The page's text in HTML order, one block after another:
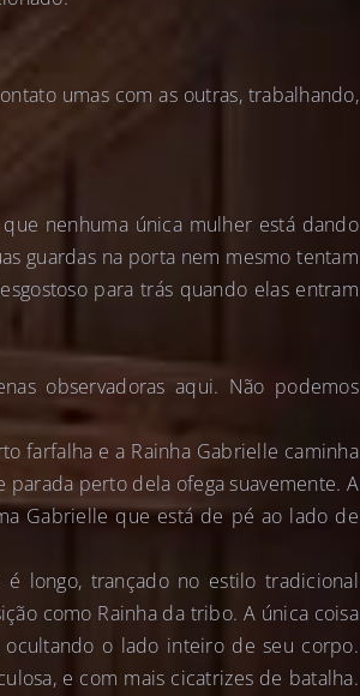
umas com as outras, trabalhando,
nenhuma única mulher está dando
guardas na porta nem mesmo tentam
para trás quando elas entram
observadoras aqui. Não podemos
farfalha e a Rainha Gabrielle caminha
parada perto dela ofega suavemente. A
Gabrielle que está de pé ao lado de
longo, trançado no estilo tradicional
como Rainha da tribo. A única coisa
o lado inteiro de seu corpo.
e com mais cicatrizes de batalha.